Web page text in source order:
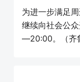
为进一步满足
继续向社会公
—20:00。（齐